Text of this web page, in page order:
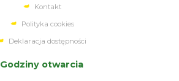
Kontakt
Polityka cookies
Deklaracja dostępności
Godziny otwarcia